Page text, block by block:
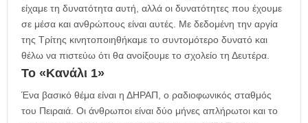
είχαμε τη δυνατότητα αυτή, αλλά οι δυνατότητες που έχουμε
σε μέσα και ανθρώπους είναι αυτές. Με δεδομένη την αργία
της Τρίτης κινητοποιηθήκαμε το συντομότερο δυνατό και
θέλω να πιστεύω ότι θα ανοίξουμε το σχολείο τη Δευτέρα.
Το «Κανάλι 1»
Ένα βασικό θέμα είναι η ΔΗΡΑΠ, ο ραδιοφωνικός σταθμός
του Πειραιά. Οι άνθρωποι είναι δύο μήνες απλήρωτοι και το